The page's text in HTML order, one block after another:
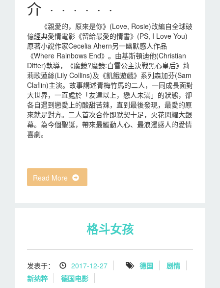
介 · · · · · ·
《親愛的，原來是你》(Love, Rosie)改編自全球破
億經典愛情電影《留給最愛的情書》(PS, I Love You)
原著小說作家Cecelia Ahern另一幽默感人作品
《Where Rainbows End》。由基斯頓迪他(Christian
Ditter)執導，《魔鏡?魔鏡:白雪公主決戰黑心皇后》莉
莉歌蓮絲(Lily Collins)及《飢餓遊戲》系列森加芬(Sam
Claflin)主演。故事講述青梅竹馬的二人，一同成長面對
大世界，一直處於「友達以上，戀人未滿」的狀態，卻
各自遇到戀愛上的酸甜苦辣，直到最後發現，最愛的原
來就是對方。二人首次合作即默契十足，火花閃耀大銀
幕。為今個聖誕，帶來最觸動人心、最浪漫感人的愛情
喜劇。
Read More
格斗女孩
发表于： 2017-12-27 德国
剧情
新纳粹
德国电影